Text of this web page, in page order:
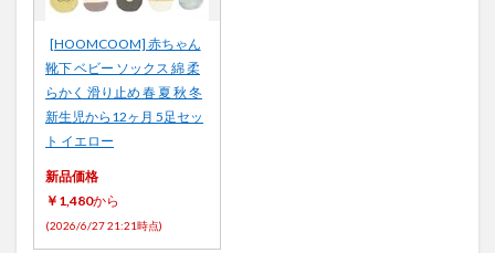
[HOOMCOOM] 赤ちゃん
靴下 ベビー ソックス 綿 柔
らかく 滑り止め 春 夏 秋 冬
新生児から12ヶ月 5足セッ
ト イエロー
新品価格
￥1,480から
(2026/6/27 21:21時点)